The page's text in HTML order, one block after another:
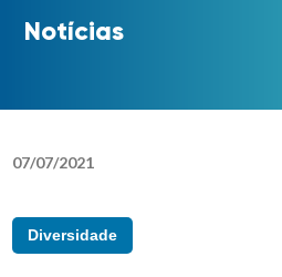
Notícias
07/07/2021
Diversidade